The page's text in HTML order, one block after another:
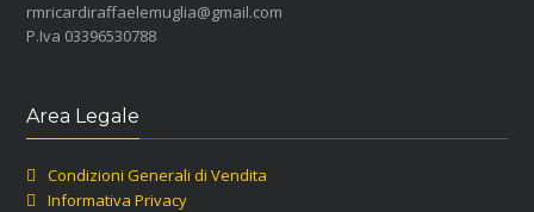
rmricardiraffaelemuglia@gmail.com
P.Iva 03396530788
Area Legale
Condizioni Generali di Vendita
Informativa Privacy